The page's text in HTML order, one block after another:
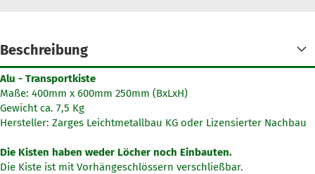
Beschreibung
Alu - Transportkiste
Maße: 400mm x 600mm 250mm (BxLxH)
Gewicht ca. 7,5 Kg
Hersteller: Zarges Leichtmetallbau KG oder Lizensierter Nachbau
Die Kisten haben weder Löcher noch Einbauten.
Die Kiste ist mit Vorhängeschlössern verschließbar.